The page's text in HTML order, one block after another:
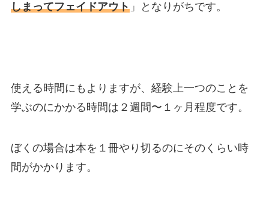
しまってフェイドアウト」となりがちです。
使える時間にもよりますが、経験上一つのことを
学ぶのにかかる時間は２週間〜１ヶ月程度です。
ぼくの場合は本を１冊やり切るのにそのくらい時
間がかかります。